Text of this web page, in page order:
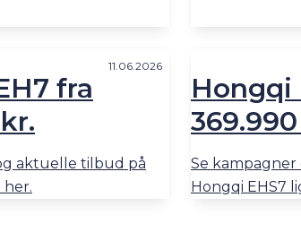
11.06.2026
fra
aktuelle tilbud på
her.
Hongqi
Se
Hongqi EHS7